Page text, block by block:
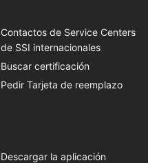
Contactos de Service Centers
de SSI internacionales
Buscar certificación
Pedir Tarjeta de reemplazo
Descargar la aplicación